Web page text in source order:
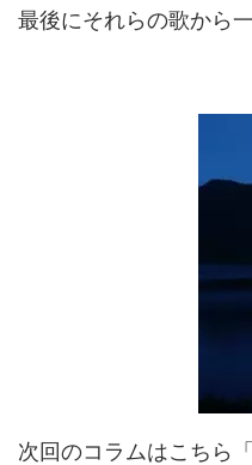
最後にそれらの歌から
次回のコラムはこちら「